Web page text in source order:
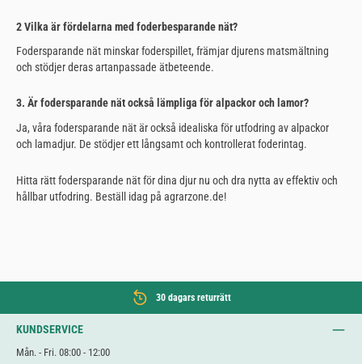
2 Vilka är fördelarna med foderbesparande nät?
Fodersparande nät minskar foderspillet, främjar djurens matsmältning
och stödjer deras artanpassade ätbeteende.
3. Är fodersparande nät också lämpliga för alpackor och lamor?
Ja, våra fodersparande nät är också idealiska för utfodring av alpackor
och lamadjur. De stödjer ett långsamt och kontrollerat foderintag.
Hitta rätt fodersparande nät för dina djur nu och dra nytta av effektiv och
hållbar utfodring. Beställ idag på agrarzone.de!
30 dagars returrätt
KUNDSERVICE
Mån. - Fri. 08:00 - 12:00